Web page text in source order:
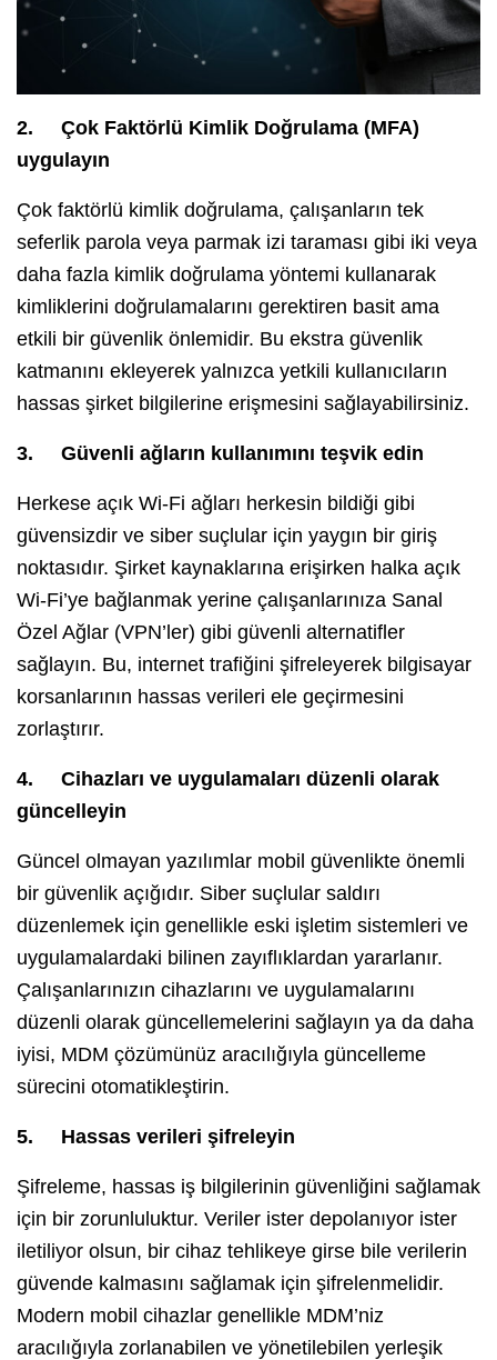
2. Çok Faktörlü Kimlik Doğrulama (MFA)
uygulayın
Çok faktörlü kimlik doğrulama, çalışanların tek
seferlik parola veya parmak izi taraması gibi iki veya
daha fazla kimlik doğrulama yöntemi kullanarak
kimliklerini doğrulamalarını gerektiren basit ama
etkili bir güvenlik önlemidir. Bu ekstra güvenlik
katmanını ekleyerek yalnızca yetkili kullanıcıların
hassas şirket bilgilerine erişmesini sağlayabilirsiniz.
3. Güvenli ağların kullanımını teşvik edin
Herkese açık Wi-Fi ağları herkesin bildiği gibi
güvensizdir ve siber suçlular için yaygın bir giriş
noktasıdır. Şirket kaynaklarına erişirken halka açık
Wi-Fi’ye bağlanmak yerine çalışanlarınıza Sanal
Özel Ağlar (VPN’ler) gibi güvenli alternatifler
sağlayın. Bu, internet trafiğini şifreleyerek bilgisayar
korsanlarının hassas verileri ele geçirmesini
zorlaştırır.
4. Cihazları ve uygulamaları düzenli olarak
güncelleyin
Güncel olmayan yazılımlar mobil güvenlikte önemli
bir güvenlik açığıdır. Siber suçlular saldırı
düzenlemek için genellikle eski işletim sistemleri ve
uygulamalardaki bilinen zayıflıklardan yararlanır.
Çalışanlarınızın cihazlarını ve uygulamalarını
düzenli olarak güncellemelerini sağlayın ya da daha
iyisi, MDM çözümünüz aracılığıyla güncelleme
sürecini otomatikleştirin.
5. Hassas verileri şifreleyin
Şifreleme, hassas iş bilgilerinin güvenliğini sağlamak
için bir zorunluluktur. Veriler ister depolanıyor ister
iletiliyor olsun, bir cihaz tehlikeye girse bile verilerin
güvende kalmasını sağlamak için şifrelenmelidir.
Modern mobil cihazlar genellikle MDM’niz
aracılığıyla zorlanabilen ve yönetilebilen yerleşik